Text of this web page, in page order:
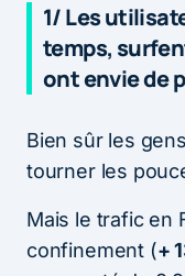
1/ Les
temps,
ont envie de
Bien sûr les
tourner les
Mais le trafic en
confinement (+